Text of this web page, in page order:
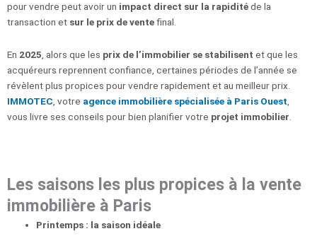
pour vendre peut avoir un impact direct sur la rapiditéde la
transaction et sur le prix de ventefinal.
En 2025 , alors que les prix de l’immobilier se stabilisent et que les
acquéreurs reprennent confiance, certaines périodes de l’année se
révèlent plus propices pour vendre rapidement et au meilleur prix.
IMMOTEC , votre agence immobilière spécialisée à Paris Ouest
vous livre ses conseils pour bien planifier votre projet immobilier
Les saisons les plus propices à la vente
immobilière à Paris
Printemps : la saison idéale